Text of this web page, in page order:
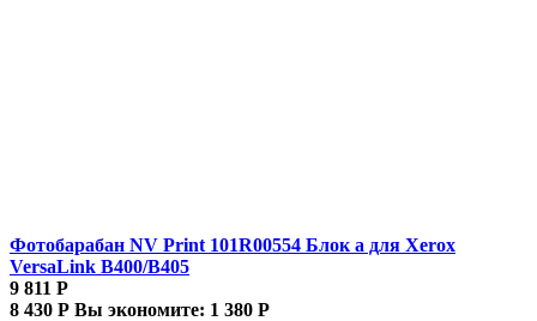
Фотобарабан NV Print 101R00554 Блок а для Xerox
VersaLink B400/B405
9 811 Р
8 430 Р Вы экономите: 1 380 Р